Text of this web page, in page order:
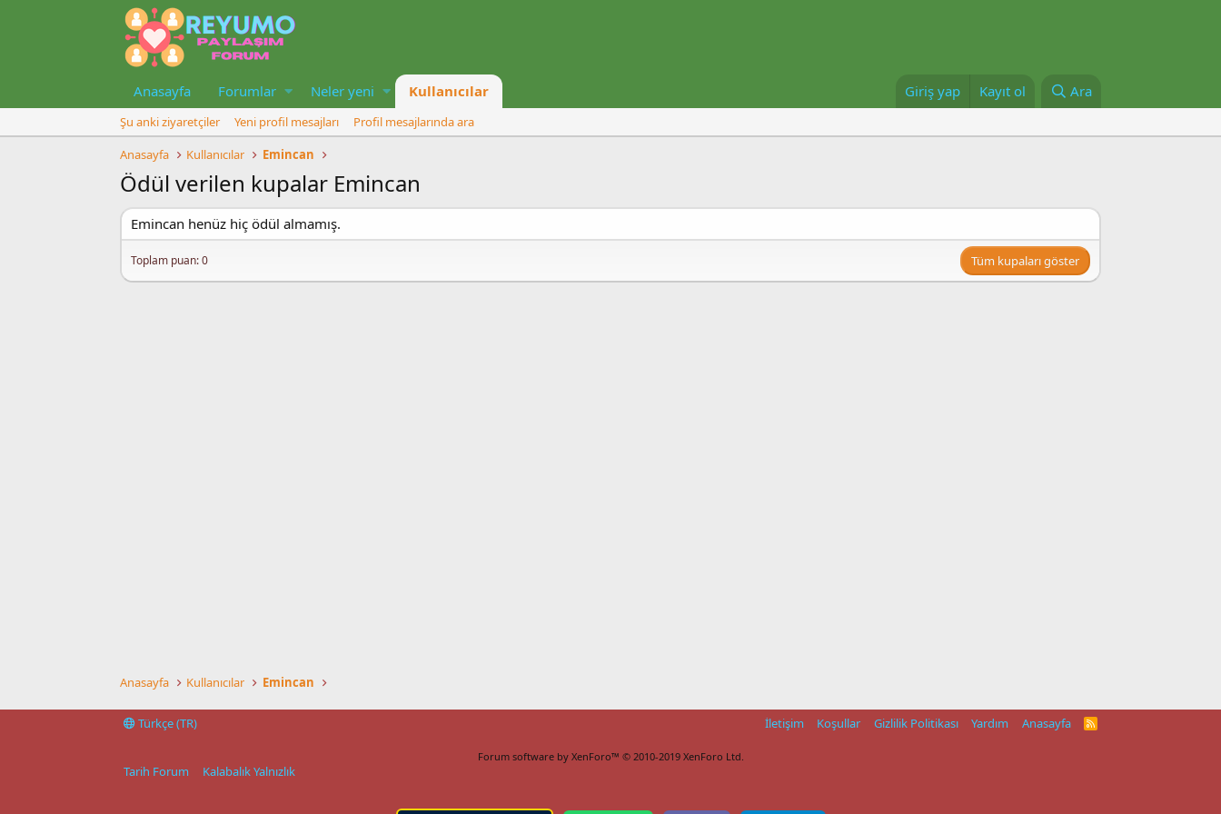
Anasayfa Forumlar Neler yeni Kullanıcılar Giriş yap Kayıt ol Ara
Şu anki ziyaretçiler Yeni profil mesajları
Profil mesajlarında ara
Anasayfa
Kullanıcılar Emincan
Ödül verilen kupalar Emincan
Emincan henüz hiç ödül almamış.
Toplam puan: 0 Tüm kupaları göster
Anasayfa Kullanıcılar Emincan
Türkçe (TR) İletişim Koşullar Gizlilik Politikası Yardım Anasayfa
R
Forum software by XenForo™ © 2010-2019 XenForo Ltd.
Tarih Forum Kalabalık Yalnızlık